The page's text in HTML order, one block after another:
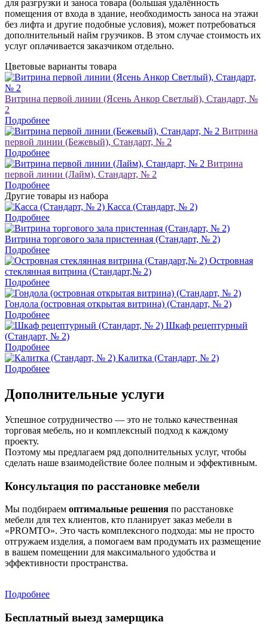
для разгрузки и заноса товара (большая удалённость
помещения от входа в здание, необходимость заноса на этажи
без лифта и другие подобные условия), может потребоваться
дополнительный найм грузчиков. В этом случае стоимость их
услуг оплачивается заказчиком отдельно.
Цветовые варианты товара
Витрина первой линии (Ясень Анкор Светлый), Стандарт, №
2
Подробнее
Витрина
первой линии (Бежевый), Стандарт, № 2
Подробнее
Витрина
первой линии (Лайм), Стандарт, № 2
Подробнее
Другие товары из набора
Касса (Стандарт, № 2)
Подробнее
Витрина торгового зала пристенная (Стандарт, № 2)
Подробнее
Островная
стеклянная витрина (Стандарт,№ 2)
Подробнее
Гондола (островная открытая витрина) (Стандарт, № 2)
Подробнее
Шкаф рецептурный
(Стандарт, № 2)
Подробнее
Калитка (Стандарт, № 2)
Подробнее
Дополнительные услуги
Успешное сотрудничество — это не только качественная
торговая мебель, но и комплексный подход к каждому
проекту.
Поэтому мы предлагаем ряд дополнительных услуг, чтобы
сделать наше взаимодействие более полным и эффективным.
Консультация по расстановке мебели
Мы подбираем оптимальные решения по расстановке
мебели для тех клиентов, кто планирует заказ мебели в
«PROMTO». Это часть комплексного подхода: мы не просто
отгружаем изделия, а помогаем вам продумать их размещение
в вашем помещении для максимального удобства и
эффективности пространства.
Подробнее
Бесплатный выезд замерщика